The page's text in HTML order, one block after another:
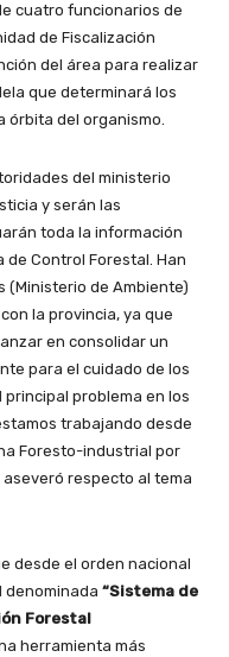
cuatro funcionarios de
de Fiscalización
del área para realizar
que determinará los
órbita del organismo.
del ministerio
y serán las
toda la información
Control Forestal. Han
(Ministerio de Ambiente)
la provincia, ya que
en consolidar un
para el cuidado de los
problema en los
trabajando desde
Foresto-industrial por
aseveró respecto al tema
desde el orden nacional
denominada “Sistema de
Forestal
herramienta más